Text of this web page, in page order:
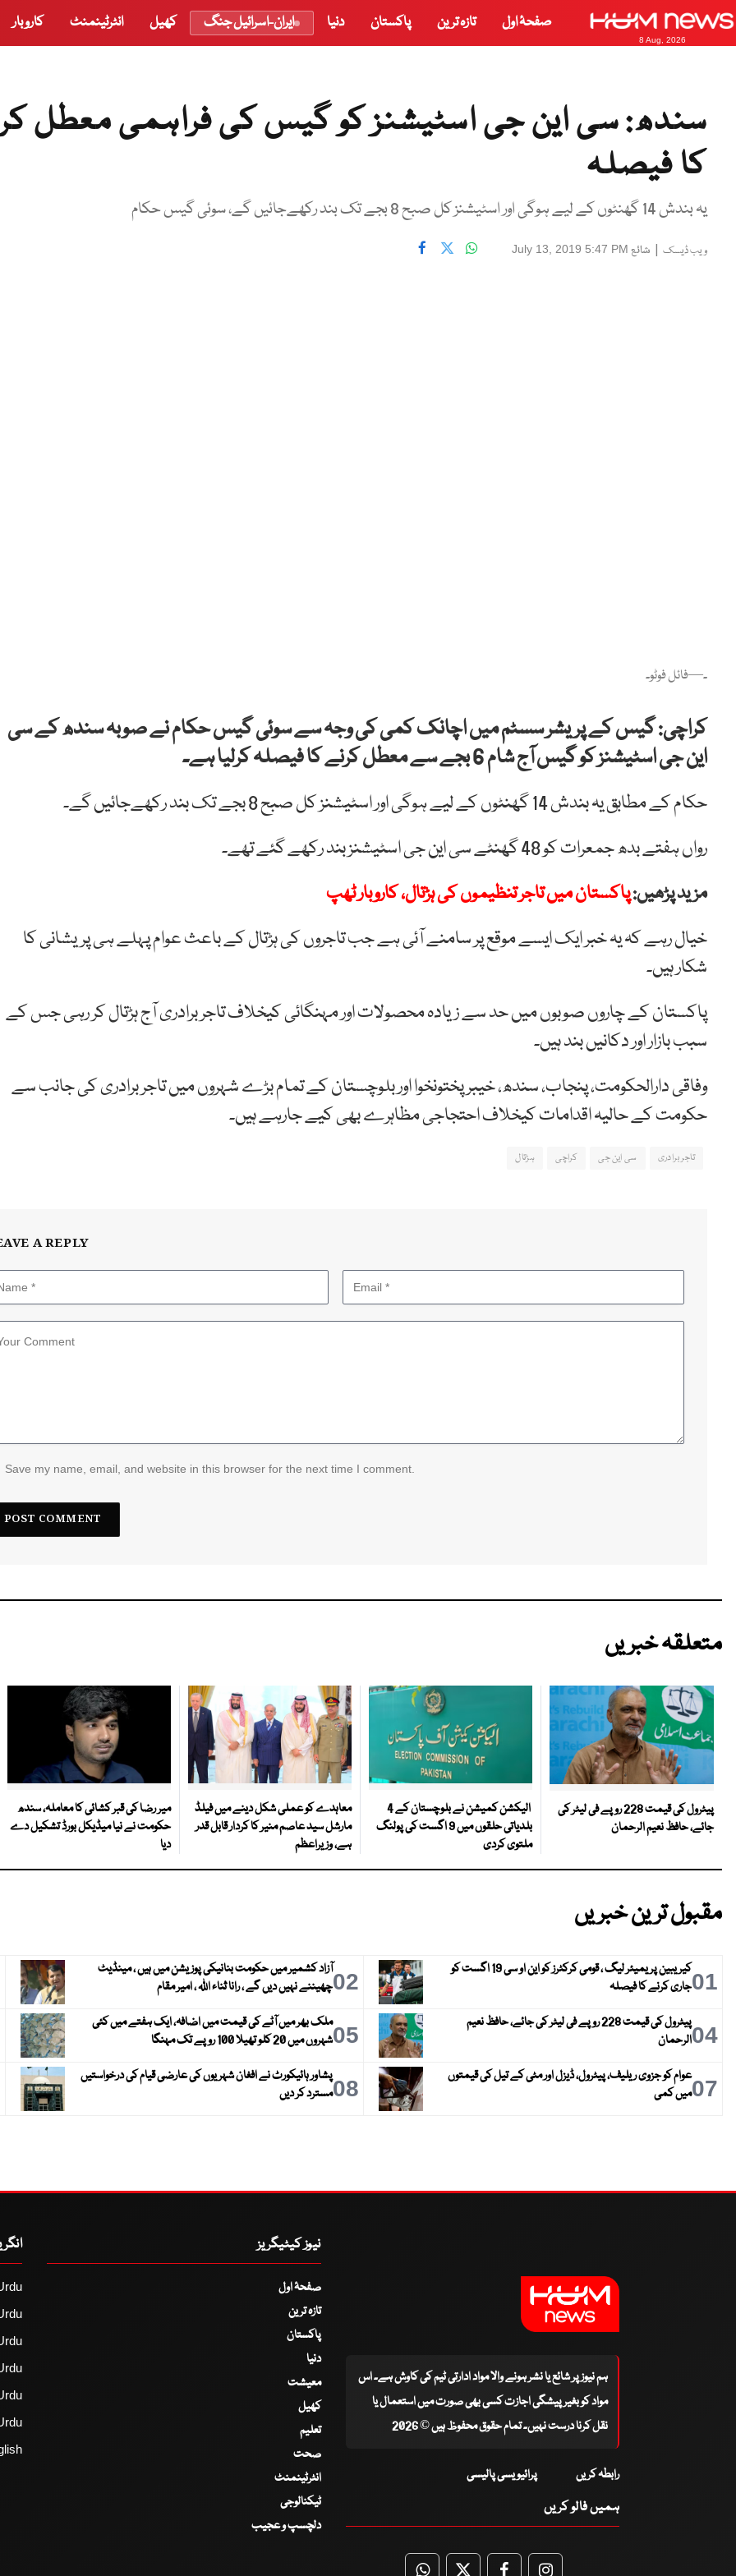
8 Aug, 2026
صفحۂ اول تازہ ترین پاکستان دنیا ایران-اسرائیل جنگ کھیل انٹرٹینمنٹ کاروبار
سندھ: سی این جی اسٹیشنز کو گیس کی فراہمی معطل
کا فیصلہ
یہ بندش 14 گھنٹوں کے لیے ہوگی اور اسٹیشنز کل صبح 8 بجے تک بند رکھےجائیں گے، سوئی گیس حکام
ویب ڈیسک | شائع July 13, 2019 5:47 PM
۔—فائل فوٹو۔
کراچی: گیس کے پریشر سسٹم میں اچانک کمی کی وجہ سے سوئی گیس حکام نے صوبہ سندھ کے سی
این جی اسٹیشنز کو گیس آج شام 6 بجے سے معطل کرنے کا فیصلہ کرلیا ہے۔
حکام کے مطابق یہ بندش 14 گھنٹوں کے لیے ہوگی اور اسٹیشنز کل صبح 8 بجے تک بند رکھےجائیں گے۔
رواں ہفتے بدھ جمعرات کو 48 گھنٹے سی این جی اسٹیشنز بند رکھے گئے تھے۔
مزید پڑھیں:پاکستان میں تاجر تنظیموں کی ہڑتال، کاروبار ٹھپ
خیال رہے کہ یہ خبر ایک ایسے موقع پر سامنے آئی ہے جب تاجروں کی ہڑتال کے باعث عوام پہلے ہی پریشانی کا
شکار ہیں۔
پاکستان کے چاروں صوبوں میں حد سے زیادہ محصولات اور مہنگائی کیخلاف تاجر برادری آج ہڑتال کر رہی جس کے
سبب بازار اور دکانیں بند ہیں۔
وفاقی دارالحکومت، پنجاب، سندھ، خیبرپختونخوا اور بلوچستان کے تمام بڑے شہروں میں تاجر برادری کی جانب سے
حکومت کے حالیہ اقدامات کیخلاف احتجاجی مظاہرے بھی کیے جارہے ہیں۔
تاجر برادری سی این جی کراچی ہڑتال
A REPLY
Save my name, email, and website in this browser for the next time I comment.
متعلقہ خبریں
پیٹرول کی قیمت 228 روپے فی لیٹر کی
جائے، حافظ نعیم الرحمان
الیکشن کمیشن نے بلوچستان کے 4
بلدیاتی حلقوں میں 9 اگست کی پولنگ
ملتوی کردی
معاہدے کو عملی شکل دینے میں فیلڈ
مارشل سید عاصم منیر کا کردار قابل قدر
ہے، وزیراعظم
میر رضا کی قبر کشائی کا معاملہ، سندھ
حکومت نے نیا میڈیکل بورڈ تشکیل دے
دیا
مقبول ترین خبریں
01
کیریبین پریمیئر لیگ ، قومی کرکٹرز کو این او سی 19 اگست کو
جاری کرنے کا فیصلہ
02آزاد کشمیر میں حکومت بنانیکی پوزیشن میں ہیں ، مینڈیٹ
چھیننے نہیں دیں گے ، رانا ثناء اللہ ، امیر مقام
04
پیٹرول کی قیمت 228 روپے فی لیٹر کی جائے، حافظ نعیم
الرحمان
05ملک بھر میں آٹے کی قیمت میں اضافہ، ایک ہفتے میں کئی
شہروں میں 20 کلو تھیلا 100 روپے تک مہنگا
07عوام کو جزوی ریلیف، پیٹرول، ڈیزل اور مٹی کے تیل کی قیمتوں
میں کمی
08پشاور ہائیکورٹ نے افغان شہریوں کی عارضی قیام کی درخواستیں
مسترد کر دیں
ہم نیوز پر شائع یا نشر ہونے والا مواد ادارتی ٹیم کی کاوش ہے۔ اس
مواد کو بغیر پیشگی اجازت کسی بھی صورت میں استعمال یا
نقل کرنا درست نہیں۔ تمام حقوق محفوظ ہیں © 2026
رابطہ کریں پرائیویسی پالیسی
ہمیں فالو کریں
نیوز کیٹیگریز
صفحۂ اول
تازہ ترین
پاکستان
دنیا
معیشت
کھیل
تعلیم
صحت
انٹرٹینمنٹ
ٹیکنالوجی
دلچسپ و عجیب